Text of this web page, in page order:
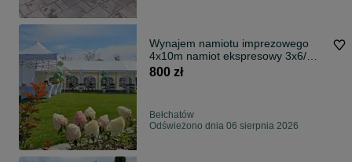
Wynajem namiotu imprezowego
4x10m namiot ekspresowy 3x6/
namiot 5x12m
800 zł
Bełchatów
Odświeżono dnia 06 sierpnia 2026